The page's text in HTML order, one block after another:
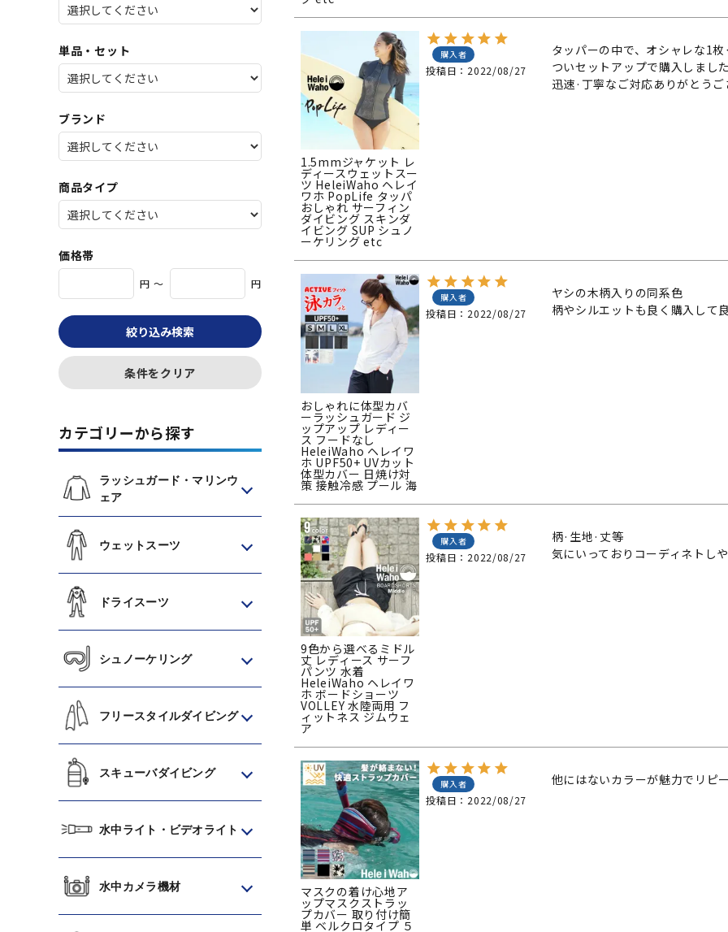
単品・セット
ブランド
商品タイプ
価格帯
円 ～ 円
絞り込み検索
条件をクリア
カテゴリーから探す
ラッシュガード・マリンウ
ェア
ウェットスーツ
ドライスーツ
シュノーケリング
フリースタイルダイビング
スキューバダイビング
水中ライト・ビデオライト
水中カメラ機材
1.5mmジャケット レ
ディースウェットスー
ツ HeleiWaho ヘレイ
ワホ PopLife タッパ
おしゃれ サーフィン
ダイビング スキンダ
イビング SUP シュノ
ーケリング etc
購入者
投稿日 2022/08/27
タッパーの中で、オシャレな1
ついセットアップで購入しました
迅速·丁寧なご対応ありがとうご
おしゃれに体型カバ
ーラッシュガード ジ
ップアップ レディー
ス フードなし
HeleiWaho ヘレイワ
ホ UPF50+ UVカット
体型カバー 日焼け対
策 接触冷感 プール 海
購入者
投稿日 2022/08/27
ヤシの木柄入りの同系色
9色から選べるミドル
丈 レディース サーフ
パンツ 水着
HeleiWaho ヘレイワ
ホ ボードショーツ
VOLLEY 水陸両用 フ
ィットネス ジムウェ
ア
購入者
投稿日 2022/08/27
柄·生地·丈等
気にいっておりコーディネトしや
マスクの着け心地ア
ップマスクストラッ
プカバー 取り付け簡
単 ベルクロタイプ ５
購入者
投稿日 2022/08/27
他にはないカラーが魅力でリピ